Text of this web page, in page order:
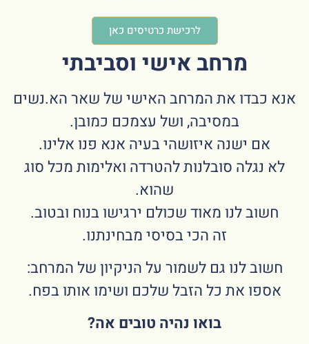
לרכישת כרטיסים כאן
מרחב אישי וסביבתי
אנא כבדו את המרחב האישי של שאר הא.נשים
במסיבה, ושל עצמכם כמובן.
אם ישנה איזושהי בעיה אנא פנו אלינו.
לא נגלה סובלנות להטרדה ואלימות מכל סוג
שהוא.
חשוב לנו מאוד שכולם ירגישו בנוח ובטוב.
זה הכי בסיסי מבחינתנו.
חשוב לנו גם לשמור על הניקיון של המרחב:
אספו את כל הזבל שלכם ושימו אותו בפח.
בואו נהיה טובים אה?